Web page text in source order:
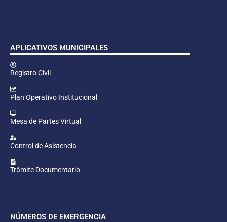
APLICATIVOS MUNICIPALES
Registro Civil
Plan Operativo Institucional
Mesa de Partes Virtual
Control de Asistencia
Trámite Documentario
NÚMEROS DE EMERGENCIA